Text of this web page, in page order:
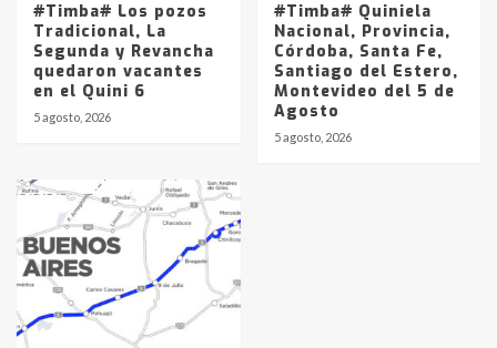
#Timba# Los pozos
Tradicional, La
Segunda y Revancha
quedaron vacantes
en el Quini 6
5 agosto, 2026
#Timba# Quiniela
Nacional, Provincia,
Córdoba, Santa Fe,
Santiago del Estero,
Montevideo del 5 de
Agosto
5 agosto, 2026